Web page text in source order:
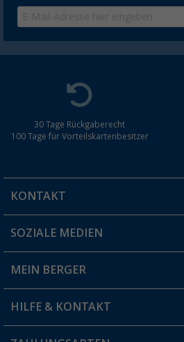
30 Tage Rückgaberecht
100 Tage für Vorteilskartenbesitzer
KONTAKT
Du hast eine Frage?
Filiale finden
SOZIALE MEDIEN
MEIN BERGER
Vorteilskarte
Blog
HILFE & KONTAKT